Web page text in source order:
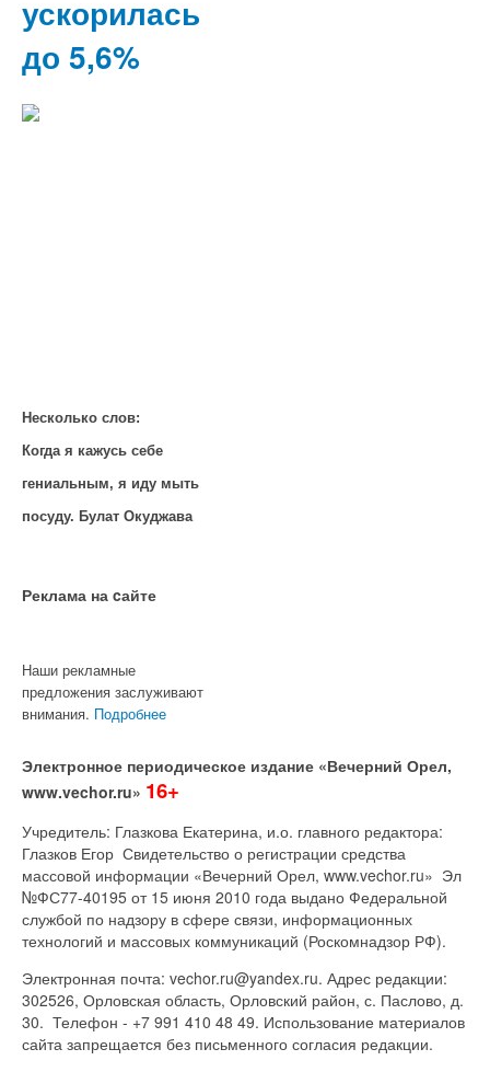
ускорилась
до 5,6%
Несколько слов:
Когда я кажусь себе
гениальным, я иду мыть
посуду. Булат Окуджава
Реклама на cайте
Наши рекламные
предложения заслуживают
внимания. Подробнее
Электронное периодическое издание «Вечерний Орел,
www.vechor.ru» 16+
Учредитель: Глазкова Екатерина, и.о. главного редактора:
Глазков Егор Свидетельство о регистрации средства
массовой информации «Вечерний Орел, www.vechor.ru» Эл
№ФС77-40195 от 15 июня 2010 года выдано Федеральной
службой по надзору в сфере связи, информационных
технологий и массовых коммуникаций (Роскомнадзор РФ).
Электронная почта: vechor.ru@yandex.ru. Адрес редакции:
302526, Орловская область, Орловский район, с. Паслово, д.
30. Телефон - +7 991 410 48 49. Использование материалов
сайта запрещается без письменного согласия редакции.